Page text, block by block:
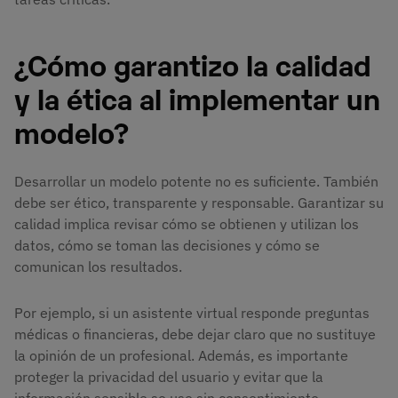
¿Cómo garantizo la calidad
y la ética al implementar un
modelo?
Desarrollar un modelo potente no es suficiente. También
debe ser ético, transparente y responsable. Garantizar su
calidad implica revisar cómo se obtienen y utilizan los
datos, cómo se toman las decisiones y cómo se
comunican los resultados.
Por ejemplo, si un asistente virtual responde preguntas
médicas o financieras, debe dejar claro que no sustituye
la opinión de un profesional. Además, es importante
proteger la privacidad del usuario y evitar que la